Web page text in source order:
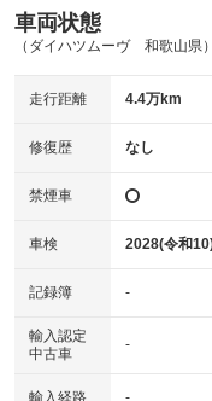
車両状態
（ダイハツムーヴ 和歌山県）
走行距離 4.4万km
修復歴 なし
禁煙車
車検 2028(令和
記録簿 -
輸入認定
中古車
-
輸入経路 -